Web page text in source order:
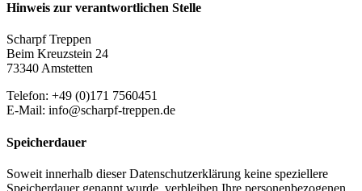
Hinweis zur verantwortlichen Stelle
Scharpf Treppen
Beim Kreuzstein 24
73340 Amstetten
Telefon: +49 (0)171 7560451
E-Mail: info@scharpf-treppen.de
Speicherdauer
Soweit innerhalb dieser Datenschutzerklärung keine speziellere
Speicherdauer genannt wurde, verbleiben Ihre personenbezogenen